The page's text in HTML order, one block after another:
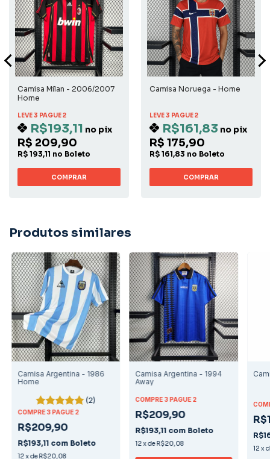
Camisa Milan - 2006/2007
Home
LEVE 3 PAGUE 2
R$193,11 no pix
R$ 209,90
R$ 193,11 no Boleto
COMPRAR
Camisa Noruega - Home
LEVE 3 PAGUE 2
R$161,83 no pix
R$ 175,90
R$ 161,83 no Boleto
COMPRAR
Produtos similares
Camisa Argentina - 1986
Home
(2)
COMPRE 3 PAGUE 2
R$209,90
R$193,11 com Boleto
12xdeR$20,08
Camisa Argentina - 1994
Away
COMPRE 3 PAGUE 2
R$209,90
R$193,11 com Boleto
12xdeR$20,08
12 x